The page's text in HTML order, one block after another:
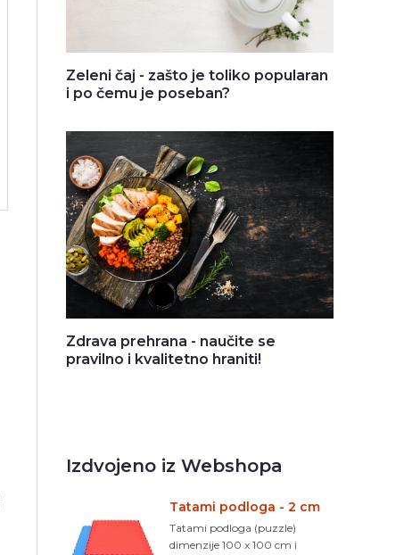
Zeleni čaj - zašto je toliko popularan
i po čemu je poseban?
Zdrava prehrana - naučite se
pravilno i kvalitetno hraniti!
Izdvojeno iz Webshopa
Tatami podloga - 2 cm
Tatami podloga (puzzle)
dimenzije 100 x 100 cm i